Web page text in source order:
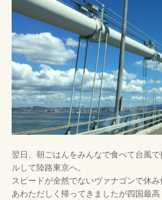
翌日、朝ごはんをみんなで食べて台風
ルして陸路東京へ。
スピードが全然でないヴァナゴンで休み
あわただしく帰ってきましたが四国最高